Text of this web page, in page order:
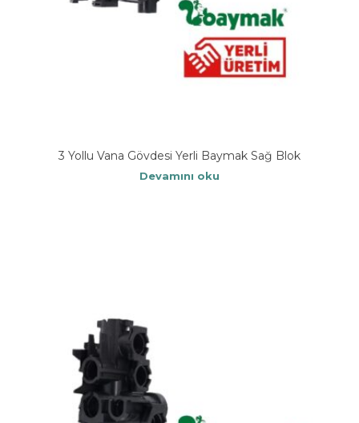
3 Yollu Vana Gövdesi Yerli Baymak Sağ Blok
Devamını oku